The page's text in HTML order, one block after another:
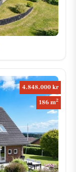
4.848.000 kr
186 m2